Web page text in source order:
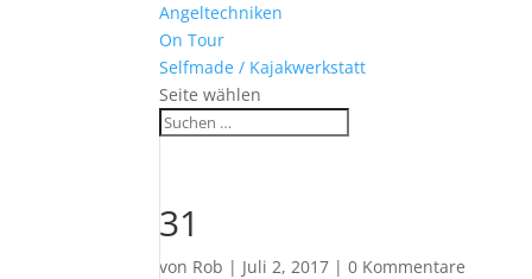
Angeltechniken
On Tour
Selfmade / Kajakwerkstatt
Seite wählen
31
von Rob | Juli 2, 2017 |0 Kommentare